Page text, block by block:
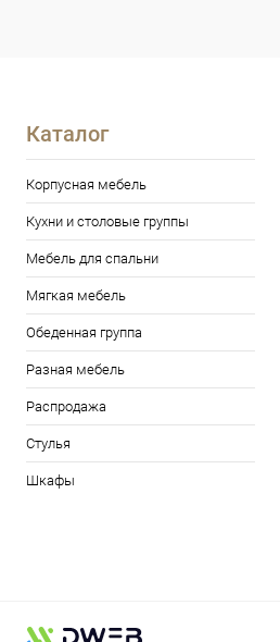
Каталог
Корпусная мебель
Кухни и столовые группы
Мебель для спальни
Мягкая мебель
Обеденная группа
Разная мебель
Распродажа
Стулья
Шкафы